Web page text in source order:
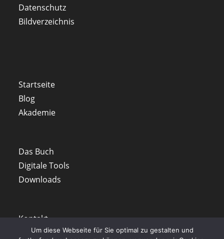
Datenschutz
Bildverzeichnis
Startseite
Blog
Akademie
Das Buch
Digitale Tools
Downloads
Kontakt
Um diese Webseite für Sie optimal zu gestalten und